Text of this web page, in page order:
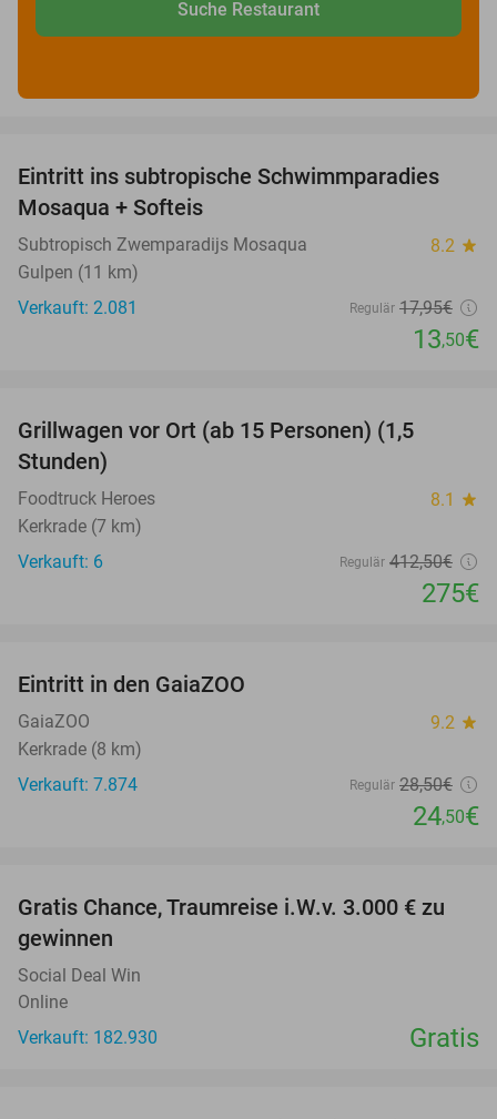
Suche Restaurant
25%
Eintritt ins subtropische Schwimmparadies
Mosaqua + Softeis
Subtropisch Zwemparadijs Mosaqua 8.2 star
Gulpen (11 km)
Verkauft: 2.081
Regulär 17,95€
13,50€
Grillwagen vor Ort (ab 15 Personen) (1,5
Stunden)
Foodtruck Heroes 8.1 star
Kerkrade (7 km)
Verkauft: 6
Regulär 412,50€
275€
Eintritt in den GaiaZOO
GaiaZOO 9.2 star
Kerkrade (8 km)
Verkauft: 7.874
Regulär 28,50€
24,50€
Gratis Chance, Traumreise i.W.v. 3.000 € zu
gewinnen
Social Deal Win
Online
Verkauft: 182.930
Gratis